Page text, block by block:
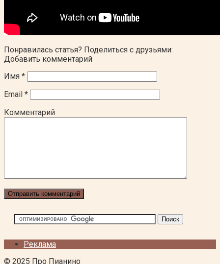
Понравилась статья? Поделиться с друзьями:
Добавить комментарий
Имя *
Email *
Комментарий
Реклама
© 2025 Про Пианино